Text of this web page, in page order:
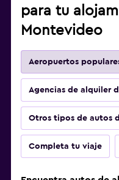
para tu
Montevideo
Aeropuertos
Agencias de alquiler
Otros tipos de autos
Completa tu viaje